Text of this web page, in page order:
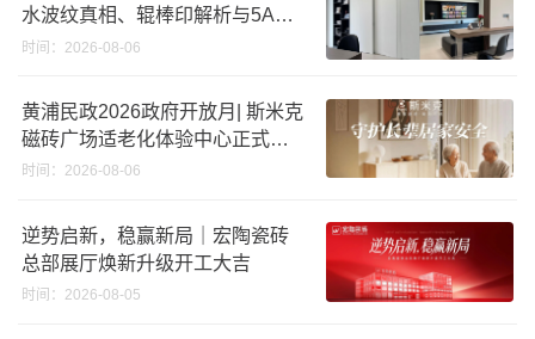
水波纹真相、辊棒印解析与5A标
准选购指南
时间：2026-08-06
黄浦民政2026政府开放月| 斯米克
磁砖广场适老化体验中心正式亮
相
时间：2026-08-06
逆势启新，稳赢新局｜宏陶瓷砖
总部展厅焕新升级开工大吉
时间：2026-08-05